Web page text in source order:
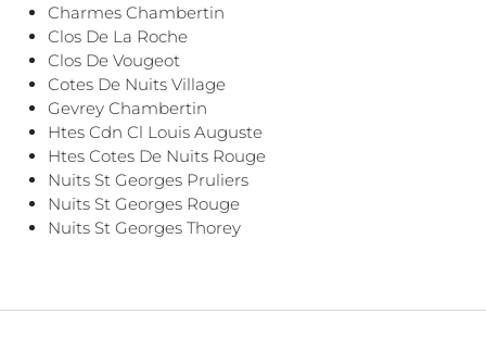
Charmes Chambertin
Clos De La Roche
Clos De Vougeot
Cotes De Nuits Village
Gevrey Chambertin
Htes Cdn Cl Louis Auguste
Htes Cotes De Nuits Rouge
Nuits St Georges Pruliers
Nuits St Georges Rouge
Nuits St Georges Thorey